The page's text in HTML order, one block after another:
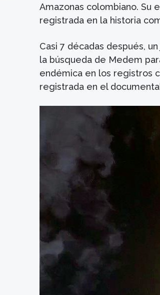
Amazonas colombiano. Su
registrada en la historia
Casi 7 décadas después,
la búsqueda de Medem
endémica en los registros
registrada en el